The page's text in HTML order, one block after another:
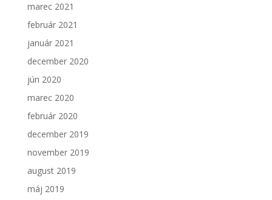
marec 2021
február 2021
január 2021
december 2020
jún 2020
marec 2020
február 2020
december 2019
november 2019
august 2019
máj 2019